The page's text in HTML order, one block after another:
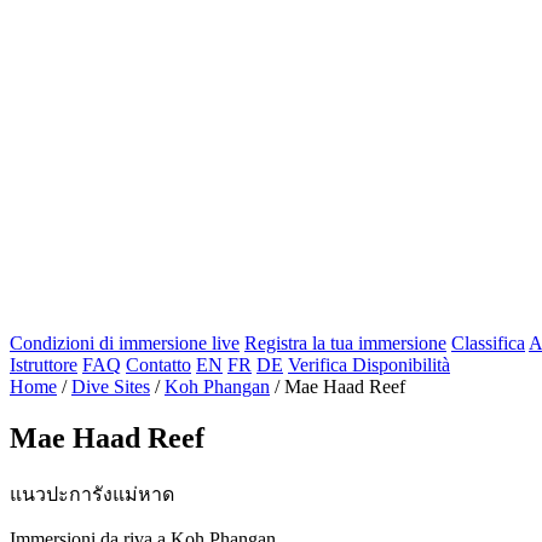
Condizioni di immersione live Registra la tua immersione Classifica
Istruttore FAQ Contatto EN FR DE Verifica Disponibilità
Home / Dive Sites / Koh Phangan / Mae Haad Reef
Mae Haad Reef
แนวปะการังแม่หาด